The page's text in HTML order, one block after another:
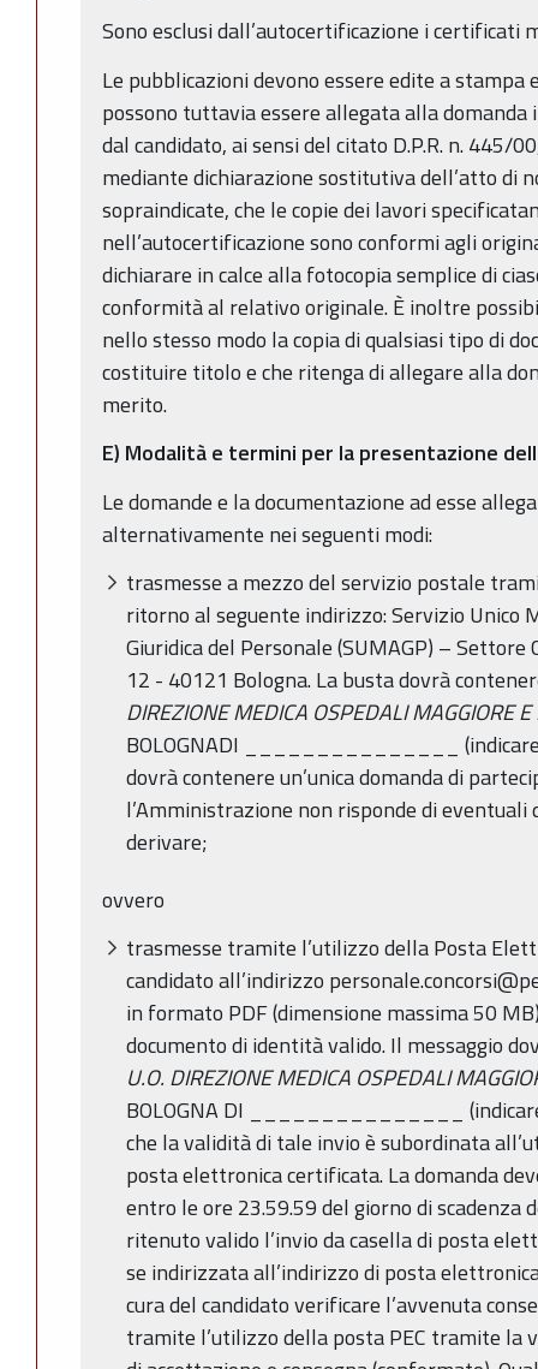
Sono esclusi dall’autocertificazione i certificati
Le pubblicazioni devono essere edite a
possono tuttavia essere allegata alla
dal candidato, ai sensi del citato D.P.R. n. 445/
mediante dichiarazione sostitutiva dell’atto di
sopraindicate, che le copie dei lavori
nell’autocertificazione sono conformi agli
dichiarare in calce alla fotocopia semplice di
conformità al relativo originale. È inoltre
nello stesso modo la copia di qualsiasi tipo di
costituire titolo e che ritenga di allegare alla
merito.
E) Modalità e termini per la presentazione
Le domande e la documentazione ad esse
alternativamente nei seguenti modi:
trasmesse a mezzo del servizio postale
ritorno al seguente indirizzo: Servizio
Giuridica del Personale (SUMAGP) – Settore
12 - 40121 Bologna. La busta dovrà
DIREZIONE MEDICA OSPEDALI MAGGIORE
BOLOGNADI _______________ (indicare
dovrà contenere un’unica domanda di
l’Amministrazione non risponde di eventuali
derivare;
ovvero
trasmesse tramite l’utilizzo della Posta
candidato all’indirizzo
in formato PDF (dimensione massima 50
documento di identità valido. Il messaggio
U.O. DIREZIONE MEDICA OSPEDALI
BOLOGNA DI _______________ (indicare
che la validità di tale invio è subordinata
posta elettronica certificata. La domanda
entro le ore 23.59.59 del giorno di scadenza
ritenuto valido l’invio da casella di posta
se indirizzata all’indirizzo di posta
cura del candidato verificare l’avvenuta
tramite l’utilizzo della posta PEC tramite la